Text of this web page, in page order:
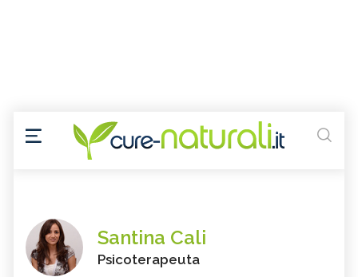
Santina Cali
Psicoterapeuta